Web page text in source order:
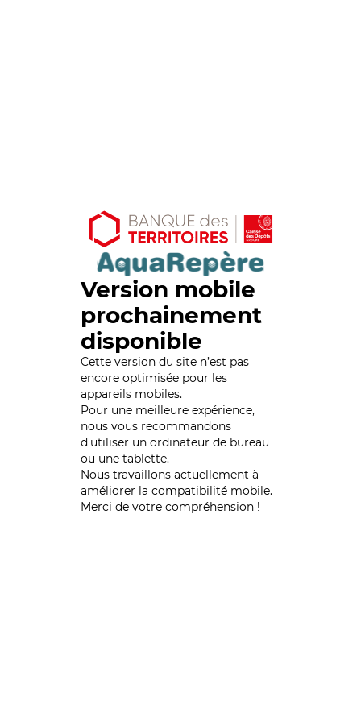
Version mobile
prochainement
disponible
Cette version du site n’est pas
encore optimisée pour les
appareils mobiles.
Pour une meilleure expérience,
nous vous recommandons
d'utiliser un ordinateur de bureau
ou une tablette.
Nous travaillons actuellement à
améliorer la compatibilité mobile.
Merci de votre compréhension !